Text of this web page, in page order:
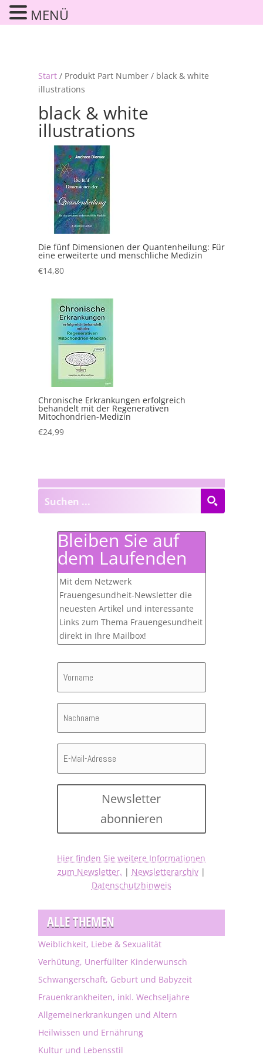
Start/ Produkt Part Number / black & white
illustrations
black & white
illustrations
Die fünf Dimensionen der Quantenheilung: Für
eine erweiterte und menschliche Medizin
€14,80
Chronische Erkrankungen erfolgreich
behandelt mit der Regenerativen
Mitochondrien-Medizin
€24,99
Bleiben Sie auf
dem Laufenden
Mit dem Netzwerk
Frauengesundheit-Newsletter die
neuesten Artikel und interessante
Links zum Thema Frauengesundheit
direkt in Ihre Mailbox!
Newsletter
abonnieren
Hier finden Sie weitere Informationen
zum Newsletter. | Newsletterarchiv|
Datenschutzhinweis
ALLE THEMEN
Weiblichkeit, Liebe & Sexualität
Verhütung, Unerfüllter Kinderwunsch
Schwangerschaft, Geburt und Babyzeit
Frauenkrankheiten, inkl. Wechseljahre
Allgemeinerkrankungen und Altern
Heilwissen und Ernährung
Kultur und Lebensstil
MENÜ